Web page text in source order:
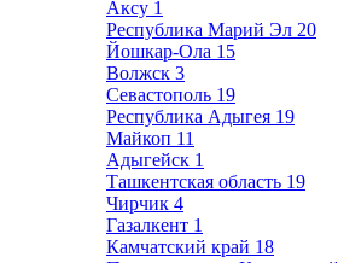
Аксу 1
Республика Марий Эл 20
Йошкар-Ола 15
Волжск 3
Севастополь 19
Республика Адыгея 19
Майкоп 11
Адыгейск 1
Ташкентская область 19
Чирчик 4
Газалкент 1
Камчатский край 18